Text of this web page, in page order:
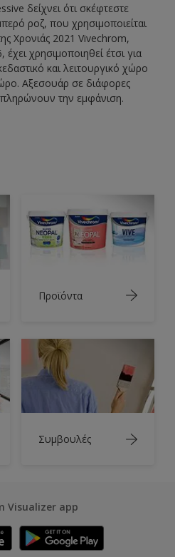
δείχνει ότι σκέφτεστε
ροζ, που χρησιμοποιείται
Χρονιάς 2021 Vivechrom,
χρησιμοποιηθεί έτσι για
και λειτουργικό χώρο
Αξεσουάρ σε διάφορες
την εμφάνιση.
Προϊόντα
Συμβουλές
Visualizer app